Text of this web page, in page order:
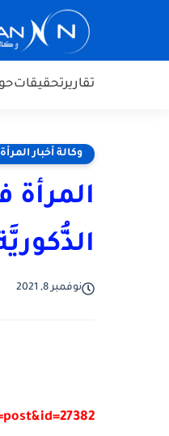
تقاريرتحقيقات
وكالة أخبار المرأة www.wonews.net info@wonews.net
نوفمبر 8, 2021